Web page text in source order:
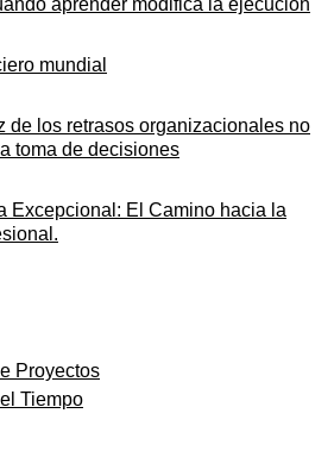
aprender modifica la ejecución
mundial
de los retrasos organizacionales no
toma de decisiones
Excepcional: El Camino hacia la
Proyectos
Tiempo